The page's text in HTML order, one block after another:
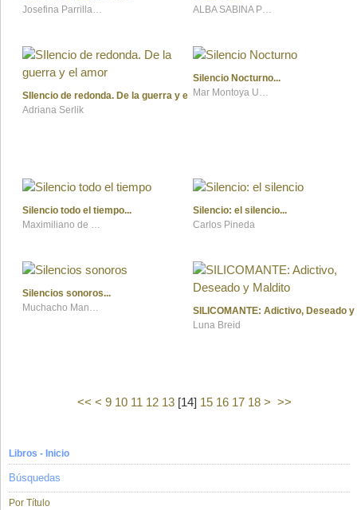
Josefina Parrilla Mateo
ALBA SABINA PÉREZ
SIlencio de redonda. De la guerra y el amor
Adriana Serlik
Silencio Nocturno
Mar Montoya Usero
Silencio todo el tiempo
Maximiliano de la Puente
Silencio: el silencio
Carlos Pineda
Silencios sonoros
Muchacho Mandanga
SILICOMANTE: Adictivo, Deseado y
Luna Breid
<< < 9 10 11 12 13[14] 15 16 17 18 > >>
Libros - Inicio
Búsquedas
Por Título